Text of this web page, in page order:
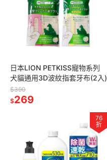
日本LION PETKISS寵物系列
犬貓通用3D波紋指套牙布(2入)
$390
$269
76
折